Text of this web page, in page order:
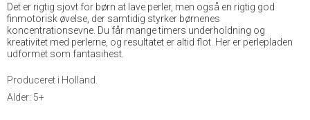
Det er rigtig sjovt for børn at lave perler, men også en rigtig god
finmotorisk øvelse, der samtidig styrker børnenes
koncentrationsevne. Du får mange timers underholdning og
kreativitet med perlerne, og resultatet er altid flot. Her er perlepladen
udformet som fantasihest.
Produceret i Holland.
Alder: 5+